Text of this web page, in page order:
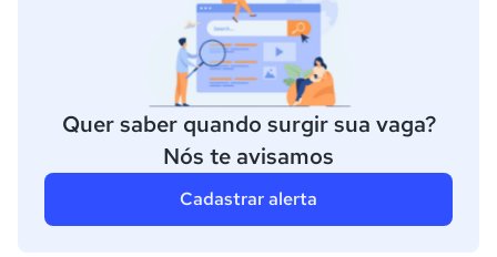
Quer saber quando surgir sua vaga?
Nós te avisamos
Cadastrar alerta